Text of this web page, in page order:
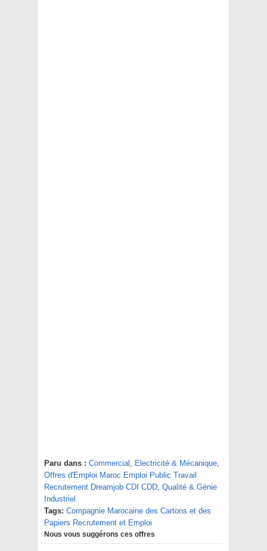
Paru dans : Commercial , Electricité & Mécanique,
Offres d'Emploi Maroc Emploi Public Travail
Recrutement Dreamjob CDI CDD, Qualité & Génie
Industriel
Tags: Compagnie Marocaine des Cartons et des
Papiers Recrutement et Emploi
Nous vous suggérons ces offres